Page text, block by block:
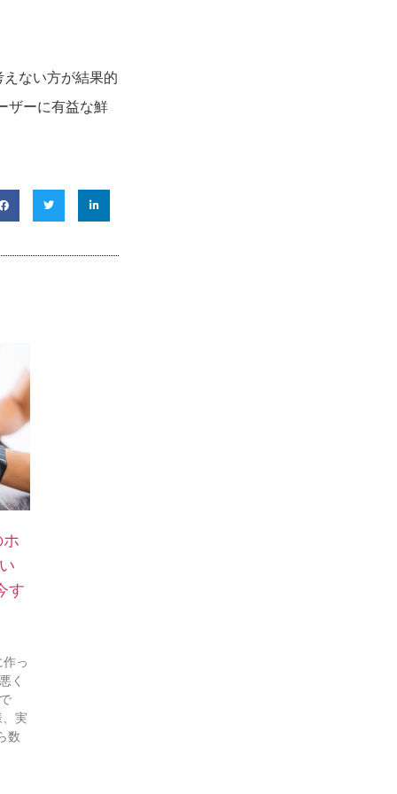
ない方が結果的
ザーに有益な鮮
ホ
す
っ
く
実
数